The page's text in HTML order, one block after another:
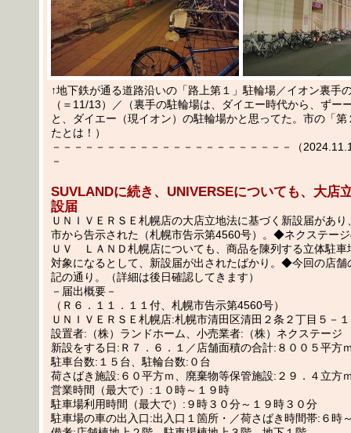
↑地下鉄が通る道路沿いの「路上第１」駐輪場／イオン裏手
（＝11/13）／（裏手の駐輪場は、ダイエー時代から、ずー
と、ダイエー（現イオン）の駐輪場かと思ってた。市の「
たとは！）
－－－－－－－－－－－－－－－－－－－－－－（
－
SUVLANDに続き、UNIVERSEについても、大店
設届
ＵＮＩＶＥＲＳＥ札幌店の大店立地法に基づく新設届があ
市から告示された（札幌市告示第4560号）。◆ネクステー
ＵＶ ＬＡＮＤ札幌店についても、商品を陳列する立体駐車
対象になるとして、新設届が出されたばかり。◆今回の店舗
記の通り。（詳細は後日確認してきます）
－届出概要－
（Ｒ６．１１．１１付、札幌市告示第4560号）
ＵＮＩＶＥＲＳＥ札幌店:札幌市清田区清田２条２丁目５－１
設置者:（株）ランドホーム、小売業者:（株）ネクステージ
新設をする日:Ｒ７．６．１／店舗面積の合計:８００５平方
駐車台数:１５台、駐輪台数:０台
荷さばき施設:６０平方ｍ、廃棄物等保管施設:２９．４立方
営業時間（最大で）:１０時～１９時
駐車場利用時間（最大で）:９時３０分～１９時３０分
駐車場の車の出入口:出入口１箇所・／荷さばき時間帯:６時